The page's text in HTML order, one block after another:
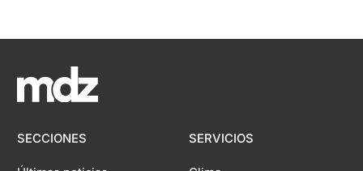
SECCIONES SERVICIOS